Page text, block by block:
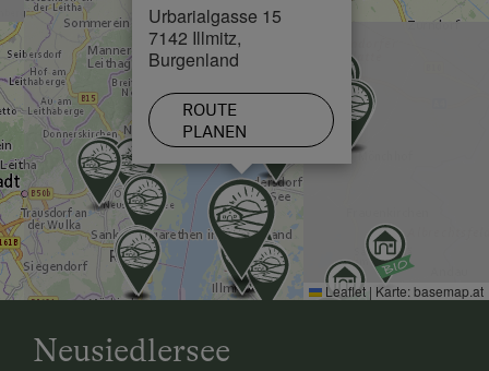
Urbarialgasse 15
7142 Illmitz,
Burgenland
ROUTE
PLANEN
Leaflet | Karte:basemap.at
Neusiedlersee